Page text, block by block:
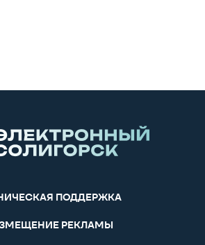
ПОДДЕРЖКА
РЕКЛАМЫ